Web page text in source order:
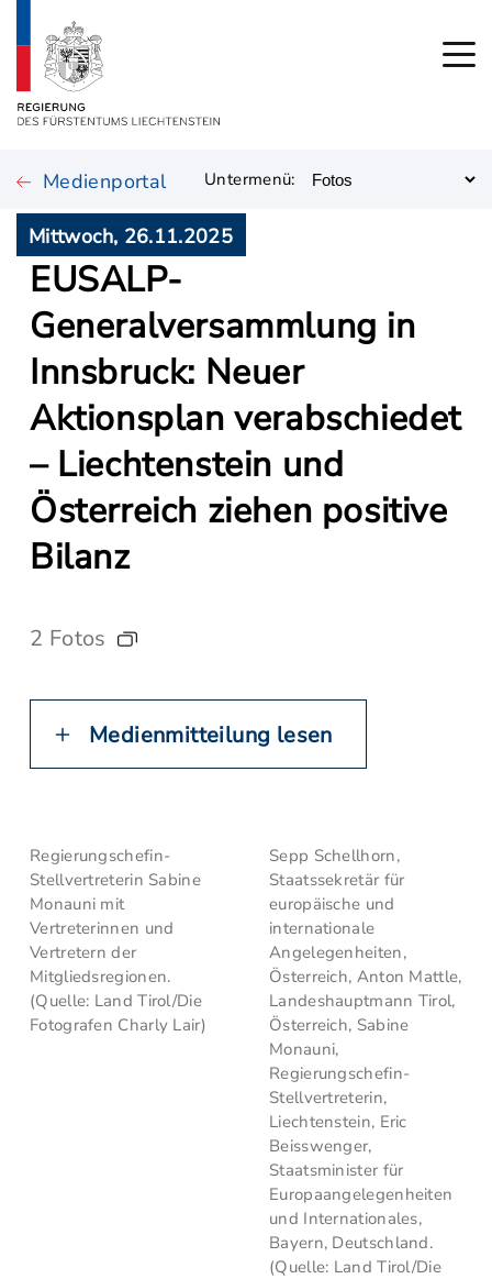
Medienportal Untermenü:
Mittwoch, 26.11.2025
EUSALP-
Generalversammlung in
Innsbruck: Neuer
Aktionsplan verabschiedet
– Liechtenstein und
Österreich ziehen positive
Bilanz
2 Fotos
Medienmitteilung lesen
Regierungschefin-
Stellvertreterin Sabine
Monauni mit
Vertreterinnen und
Vertretern der
Mitgliedsregionen.
(Quelle: Land Tirol/Die
Fotografen Charly Lair)
Sepp Schellhorn,
Staatssekretär für
europäische und
internationale
Angelegenheiten,
Österreich, Anton Mattle,
Landeshauptmann Tirol,
Österreich, Sabine
Monauni,
Regierungschefin-
Stellvertreterin,
Liechtenstein, Eric
Beisswenger,
Staatsminister für
Europaangelegenheiten
und Internationales,
Bayern, Deutschland.
(Quelle: Land Tirol/Die